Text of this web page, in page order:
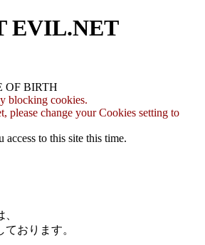
EVIL.NET
OF BIRTH
blocking cookies.
please change your Cookies setting to
access to this site this time.
おります。